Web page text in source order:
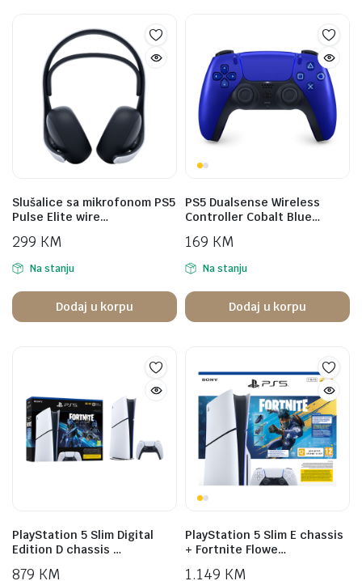
Slušalice sa mikrofonom PS5
Pulse Elite wire…
299 KM
Na stanju
Dodaj u korpu
PS5 Dualsense Wireless
Controller Cobalt Blue…
169 KM
Na stanju
Dodaj u korpu
PlayStation 5 Slim Digital
Edition D chassis …
879 KM
PlayStation 5 Slim E chassis
+ Fortnite Flowe…
1.149 KM